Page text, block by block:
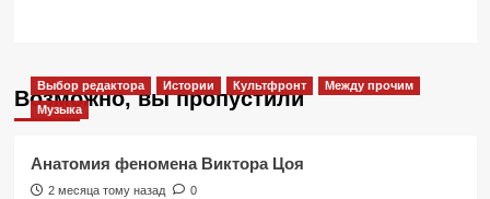
Возможно, вы пропустили
Выбор редактора Истории Культфронт
Между прочим
Музыка
Анатомия феномена Виктора Цоя
2 месяца тому назад 0